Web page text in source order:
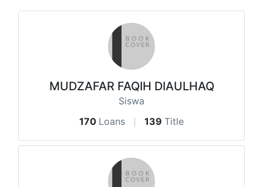
MUDZAFAR FAQIH DIAULHAQ
Siswa
170 Loans 139 Title